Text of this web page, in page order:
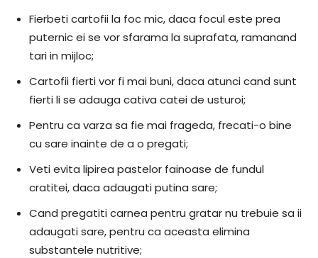
Fierbeti cartofii la foc mic, daca focul este prea
puternic ei se vor sfarama la suprafata, ramanand
tari in mijloc;
Cartofii fierti vor fi mai buni, daca atunci cand sunt
fierti li se adauga cativa catei de usturoi;
Pentru ca varza sa fie mai frageda, frecati-o bine
cu sare inainte de a o pregati;
Veti evita lipirea pastelor fainoase de fundul
cratitei, daca adaugati putina sare;
Cand pregatiti carnea pentru gratar nu trebuie sa ii
adaugati sare, pentru ca aceasta elimina
substantele nutritive;